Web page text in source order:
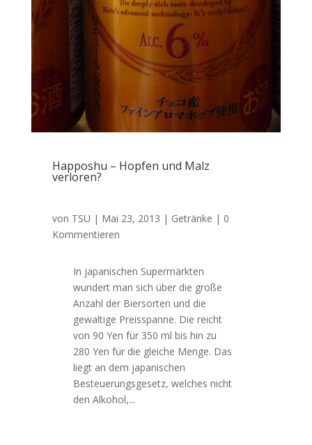
Happoshu – Hopfen und Malz
verloren?
von TSU | Mai 23, 2013 | Getränke | 0
Kommentieren
In japanischen Supermärkten
wundert man sich über die große
Anzahl der Biersorten und die
gewaltige Preisspanne. Die reicht
von 90 Yen für 350 ml bis hin zu
280 Yen für die gleiche Menge. Das
liegt an dem japanischen
Besteuerungsgesetz, welches nicht
den Alkohol,...